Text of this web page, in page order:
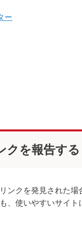
ー
クを報告する
ンクを発見された
、使いやすいサイ